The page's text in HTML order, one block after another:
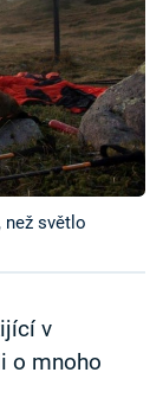
než světlo
v
o mnoho